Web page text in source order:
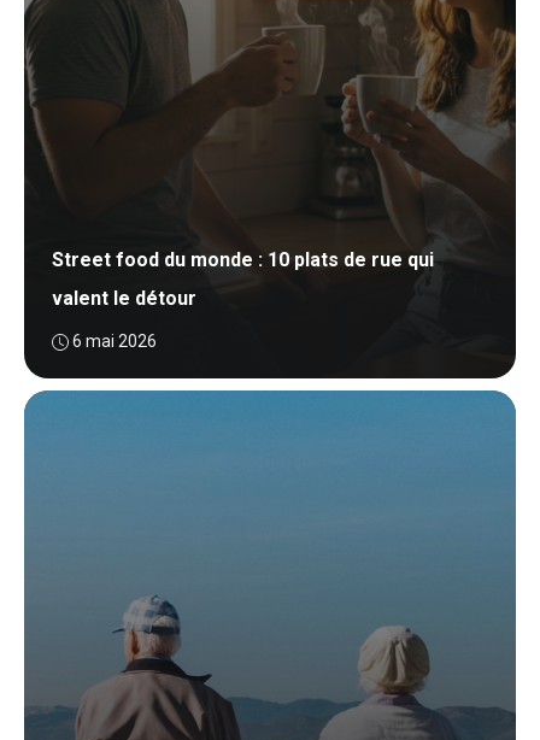
Street food du monde : 10 plats de rue qui
valent le détour
6 mai 2026